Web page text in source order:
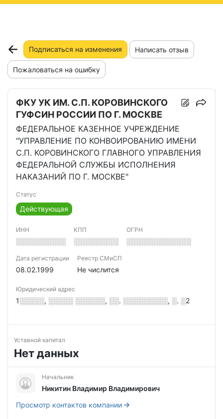
Подписаться на изменения Написать отзыв
Пожаловаться на ошибку
ФКУ УК ИМ. С.П. КОРОВИНСКОГО
ГУФСИН РОССИИ ПО Г. МОСКВЕ
ФЕДЕРАЛЬНОЕ КАЗЕННОЕ УЧРЕЖДЕНИЕ
"УПРАВЛЕНИЕ ПО КОНВОИРОВАНИЮ ИМЕНИ
С.П. КОРОВИНСКОГО ГЛАВНОГО УПРАВЛЕНИЯ
ФЕДЕРАЛЬНОЙ СЛУЖБЫ ИСПОЛНЕНИЯ
НАКАЗАНИЙ ПО Г. МОСКВЕ"
Статус
Действующая
ИНН
░░░░░░░░░░
КПП
░░░░░░░░░
ОГРН
░░░░░░░░░░░░░
Дата регистрации
08.02.1999
Реестр СМиСП
Не числится
Юридический адрес
1░░░░░, ░░░░░ ░░░░░░, ░░. ░░░░░░░░░, ░. ░2
Уставной капитал
Нет данных
Начальник
Никитин Владимир Владимирович
Просмотр контактов компании